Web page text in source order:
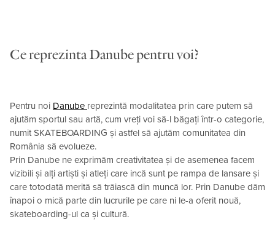
Ce reprezinta Danube pentru voi?
Pentru noi Danube reprezintă modalitatea prin care putem să
ajutăm sportul sau artă, cum vreți voi să-l băgați într-o categorie,
numit SKATEBOARDING și astfel să ajutăm comunitatea din
România să evolueze.
Prin Danube ne exprimăm creativitatea și de asemenea facem
vizibili și alți artiști și atleți care incă sunt pe rampa de lansare și
care totodată merită să trăiască din muncă lor. Prin Danube dăm
înapoi o mică parte din lucrurile pe care ni le-a oferit nouă,
skateboarding-ul ca și cultură.